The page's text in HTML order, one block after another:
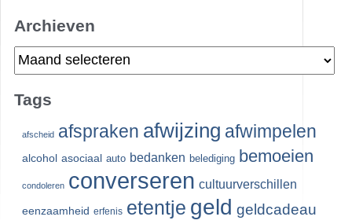
Archieven
Archieven
Tags
afscheid afspraken afwijzing afwimpelen
alcohol asociaal auto bedanken belediging bemoeien
condoleren converseren cultuurverschillen
eenzaamheid erfenis etentje geld geldcadeau